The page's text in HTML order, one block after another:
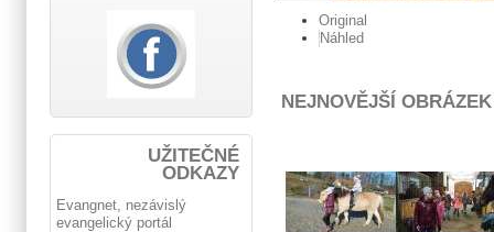
Original
Náhled
NEJNOVĚJŠÍ OBRÁZEK
UŽITEČNÉ
ODKAZY
Evangnet, nezávislý
evangelický portál